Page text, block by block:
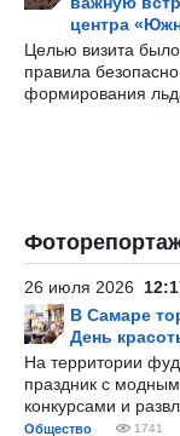
центра
Целью визита
правила
формирования
26 июля 2026
В Самаре
День
На территории
праздник с
конкурсами и
Общество 1741